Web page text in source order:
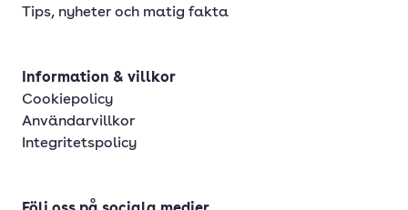
Tips, nyheter och matig fakta
Information & villkor
Cookiepolicy
Användarvillkor
Integritetspolicy